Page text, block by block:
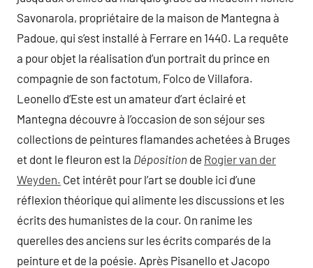
Savonarola, propriétaire de la maison de Mantegna à
Padoue, qui s’est installé à Ferrare en 1440. La requête
a pour objet la réalisation d’un portrait du prince en
compagnie de son factotum, Folco de Villafora.
Leonello d’Este est un amateur d’art éclairé et
Mantegna découvre à l’occasion de son séjour ses
collections de peintures flamandes achetées à Bruges
et dont le fleuron est la Déposition de Rogier van der
Weyden. Cet intérêt pour l’art se double ici d’une
réflexion théorique qui alimente les discussions et les
écrits des humanistes de la cour. On ranime les
querelles des anciens sur les écrits comparés de la
peinture et de la poésie. Après Pisanello et Jacopo